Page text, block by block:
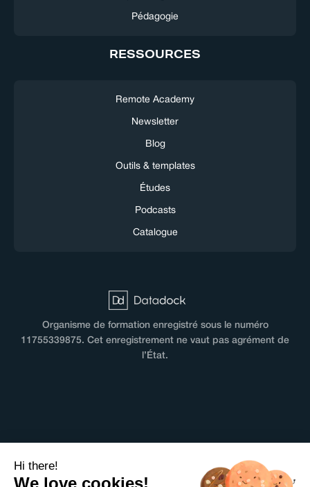
Pédagogie
RESSOURCES
Remote Academy
Newsletter
Blog
Outils & templates
Études
Podcasts
Catalogue
Organisme de formation enregistré sous le numéro
11755339875. Cet enregistrement ne vaut pas agrément de
l’État.
Hi there!
We love cookies!